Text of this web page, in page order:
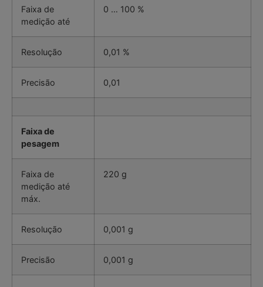
Faixa de
medição até
0 … 100 %
Resolução 0,01 %
Precisão 0,01
Faixa de
pesagem
Faixa de
medição até
máx.
220 g
Resolução 0,001 g
Precisão 0,001 g